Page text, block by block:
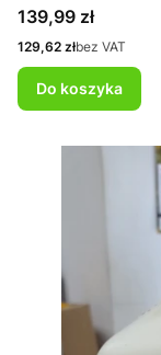
Cena
139,99 zł
Cena
129,62 złbez VAT
Do koszyka